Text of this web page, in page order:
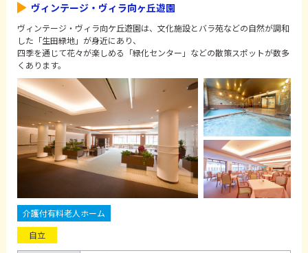
ヴィンテージ・ヴィラ向ヶ丘遊園
ヴィンテージ・ヴィラ向ケ丘遊園は、文化施設とバラ苑などの自然が調和
した「生田緑地」が身近にあり、
四季を通じて花々が楽しめる「緑化センター」などの散策スポットが数多
くあります。
介護付有料老人ホーム
自立